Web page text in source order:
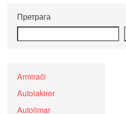
Претрага
Armirači
Autolakirer
Autolimar